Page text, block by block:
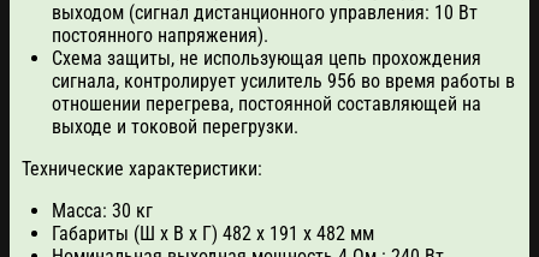
выходом (сигнал дистанционного управления: 10 Вт
постоянного напряжения).
Схема защиты, не использующая цепь прохождения
сигнала, контролирует усилитель 956 во время работы в
отношении перегрева, постоянной составляющей на
выходе и токовой перегрузки.
Технические характеристики:
Масса: 30 кг
Габариты (Ш х В х Г) 482 х 191 х 482 мм